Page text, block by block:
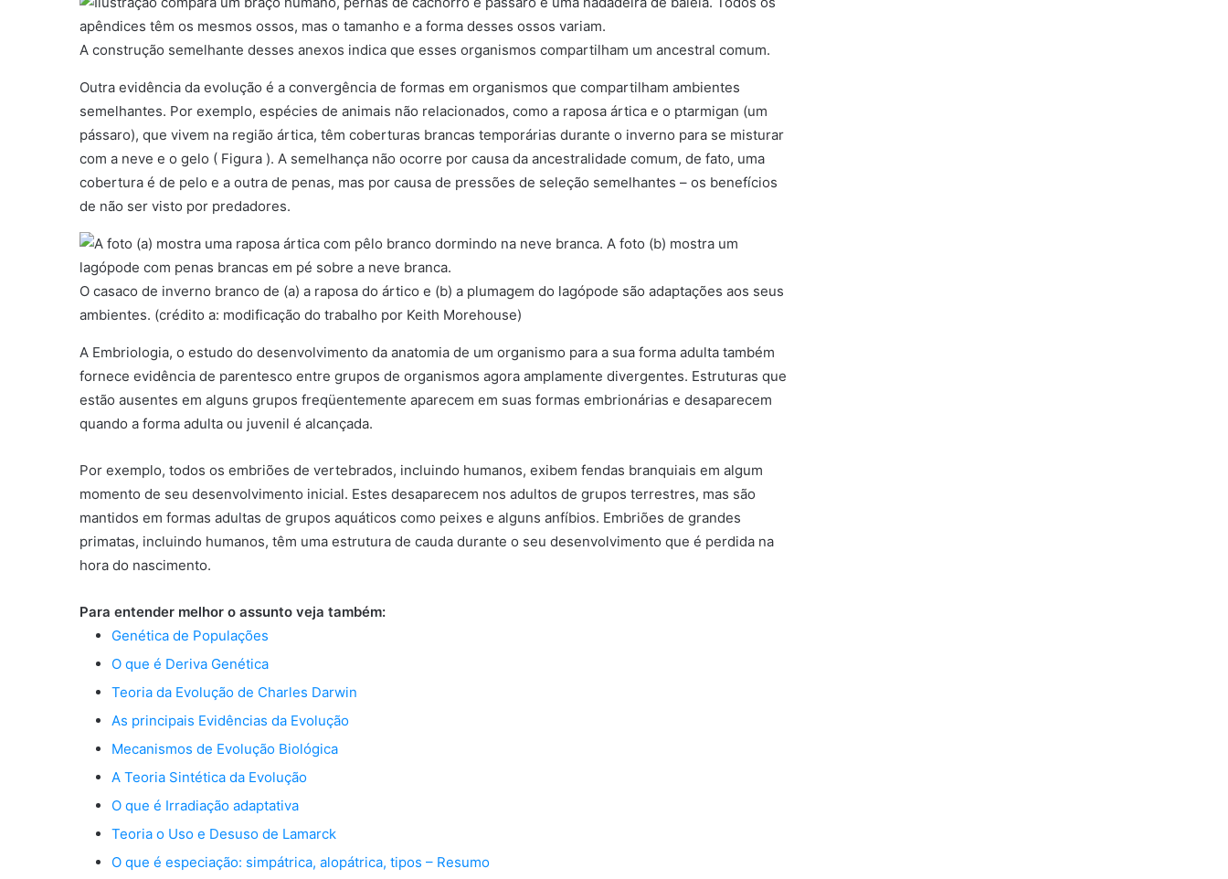
A construção semelhante desses anexos indica que esses organismos compartilham um ancestral comum.
Outra evidência da evolução é a convergência de formas em organismos que compartilham ambientes
semelhantes. Por exemplo, espécies de animais não relacionados, como a raposa ártica e o ptarmigan (um
pássaro), que vivem na região ártica, têm coberturas brancas temporárias durante o inverno para se misturar
com a neve e o gelo ( Figura ). A semelhança não ocorre por causa da ancestralidade comum, de fato, uma
cobertura é de pelo e a outra de penas, mas por causa de pressões de seleção semelhantes – os benefícios
de não ser visto por predadores.
O casaco de inverno branco de (a) a raposa do ártico e (b) a plumagem do lagópode são adaptações aos seus
ambientes. (crédito a: modificação do trabalho por Keith Morehouse)
A Embriologia, o estudo do desenvolvimento da anatomia de um organismo para a sua forma adulta também
fornece evidência de parentesco entre grupos de organismos agora amplamente divergentes. Estruturas que
estão ausentes em alguns grupos freqüentemente aparecem em suas formas embrionárias e desaparecem
quando a forma adulta ou juvenil é alcançada.
Por exemplo, todos os embriões de vertebrados, incluindo humanos, exibem fendas branquiais em algum
momento de seu desenvolvimento inicial. Estes desaparecem nos adultos de grupos terrestres, mas são
mantidos em formas adultas de grupos aquáticos como peixes e alguns anfíbios. Embriões de grandes
primatas, incluindo humanos, têm uma estrutura de cauda durante o seu desenvolvimento que é perdida na
hora do nascimento.
Para entender melhor o assunto veja também:
Genética de Populações
O que é Deriva Genética
Teoria da Evolução de Charles Darwin
As principais Evidências da Evolução
Mecanismos de Evolução Biológica
A Teoria Sintética da Evolução
O que é Irradiação adaptativa
Teoria o Uso e Desuso de Lamarck
O que é especiação: simpátrica, alopátrica, tipos – Resumo